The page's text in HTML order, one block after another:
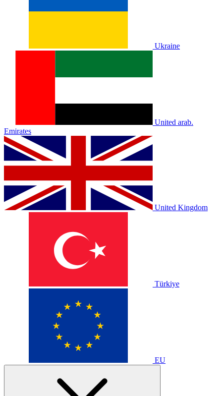
Ukraine
United arab.
Emirates
United Kingdom
Türkiye
EU